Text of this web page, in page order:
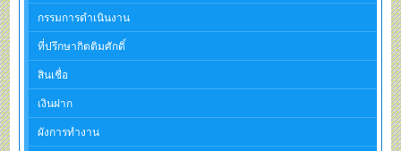
กรรมการดำเนินงาน
ที่ปรึกษากิตติมศักดิ์
สินเชื่อ
เงินฝาก
ผังการทำงาน